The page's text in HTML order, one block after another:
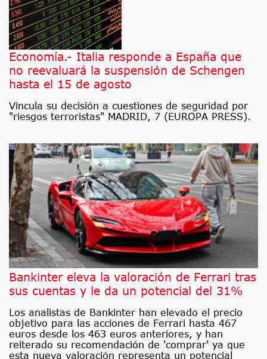
Economía.- Italia responde a España que
no reevaluará la suspensión de Schengen
hasta el 15 de agosto
Vincula su decisión a cuestiones de seguridad por
"riesgos terroristas" MADRID, 7 (EUROPA PRESS).
Bankinter eleva la valoración de Ferrari tras
sus cuentas y le da un potencial del 31%
Los analistas de Bankinter han elevado el precio
objetivo para las acciones de Ferrari hasta 467
euros desde los 463 euros anteriores, y han
reiterado su recomendación de 'comprar' ya que
esta nueva valoración representa un potencial